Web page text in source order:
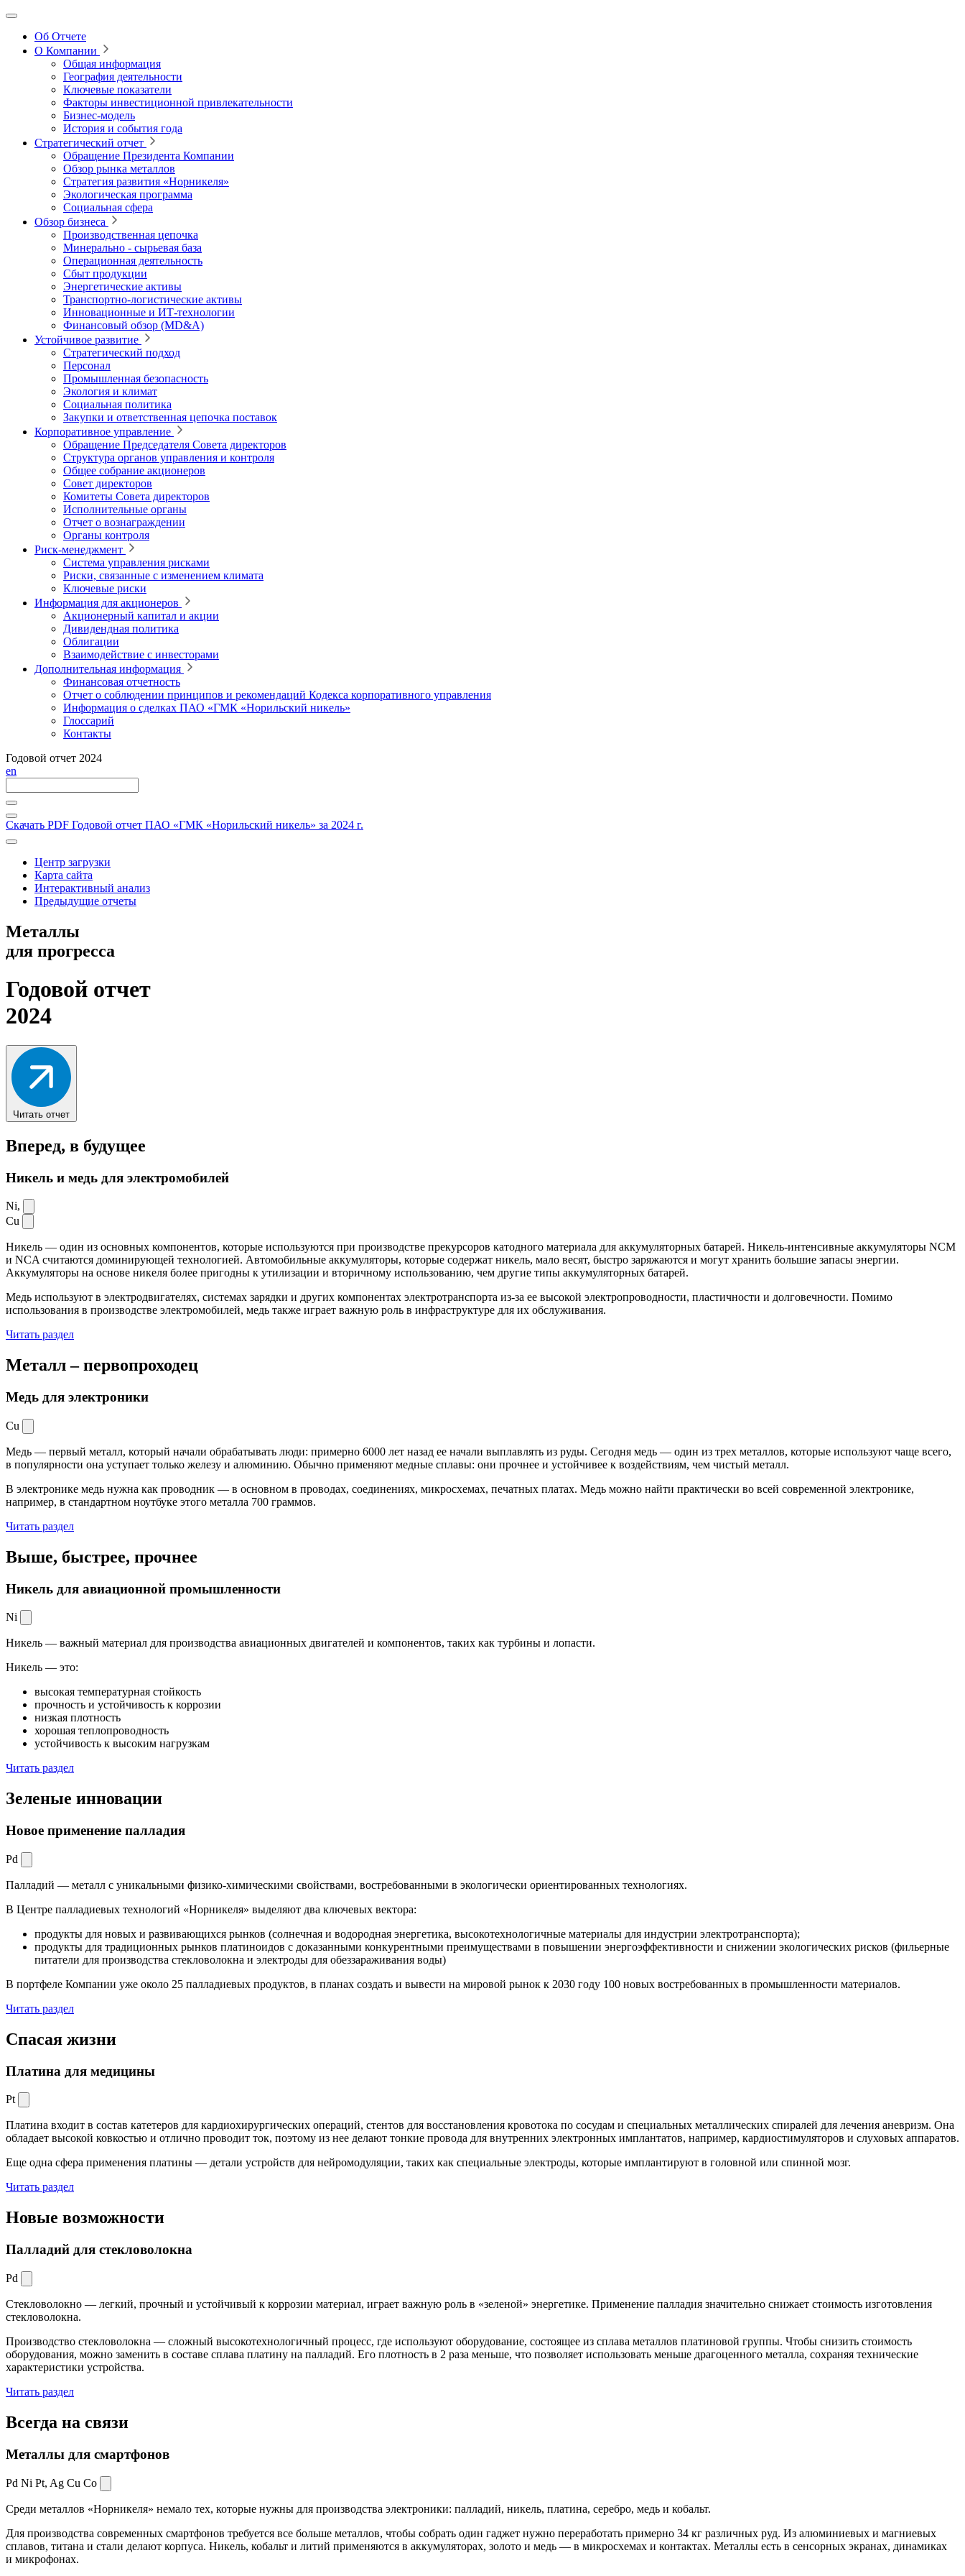
Об Отчете
О Компании
Общая информация
География деятельности
Ключевые показатели
Факторы инвестиционной привлекательности
Бизнес-модель
История и события года
Стратегический отчет
Обращение Президента Компании
Обзор рынка металлов
Стратегия развития «Норникеля»
Экологическая программа
Социальная сфера
Обзор бизнеса
Производственная цепочка
Минерально ‑ сырьевая база
Операционная деятельность
Сбыт продукции
Энергетические активы
Транспортно-логистические активы
Инновационные и ИТ‑технологии
Финансовый обзор (MD&A)
Устойчивое развитие
Стратегический подход
Персонал
Промышленная безопасность
Экология и климат
Социальная политика
Закупки и ответственная цепочка поставок
Корпоративное управление
Обращение Председателя Совета директоров
Структура органов управления и контроля
Общее собрание акционеров
Совет директоров
Комитеты Совета директоров
Исполнительные органы
Отчет о вознаграждении
Органы контроля
Риск-менеджмент
Система управления рисками
Риски, связанные с изменением климата
Ключевые риски
Информация для акционеров
Акционерный капитал и акции
Дивидендная политика
Облигации
Взаимодействие с инвесторами
Дополнительная информация
Финансовая отчетность
Отчет о соблюдении принципов и рекомендаций Кодекса корпоративного управления
Информация о сделках ПАО «ГМК «Норильский никель»
Глоссарий
Контакты
Годовой отчет 2024
en
Скачать PDF Годовой отчет ПАО «ГМК «Норильский никель» за 2024 г.
Центр загрузки
Карта сайта
Интерактивный анализ
Предыдущие отчеты
Металлы
для прогресса
Годовой отчет
2024
Читать отчет
Вперед, в будущее
Никель и медь для электромобилей
Ni,
Cu
Никель — один из основных компонентов, которые используются при производстве прекурсоров катодного материала для аккумуляторных батарей. Никель-интенсивные аккумуляторы NCM
и NCA считаются доминирующей технологией. Автомобильные аккумуляторы, которые содержат никель, мало весят, быстро заряжаются и могут хранить большие запасы энергии.
Аккумуляторы на основе никеля более пригодны к утилизации и вторичному использованию, чем другие типы аккумуляторных батарей.
Медь используют в электродвигателях, системах зарядки и других компонентах электротранспорта из-за ее высокой электропроводности, пластичности и долговечности. Помимо
использования в производстве электромобилей, медь также играет важную роль в инфраструктуре для их обслуживания.
Читать раздел
Металл –первопроходец
Медь для электроники
Cu
Медь — первый металл, который начали обрабатывать люди: примерно 6000 лет назад ее начали выплавлять из руды. Сегодня медь — один из трех металлов, которые используют чаще всего,
в популярности она уступает только железу и алюминию. Обычно применяют медные сплавы: они прочнее и устойчивее к воздействиям, чем чистый металл.
В электронике медь нужна как проводник — в основном в проводах, соединениях, микросхемах, печатных платах. Медь можно найти практически во всей современной электронике,
например, в стандартном ноутбуке этого металла 700 граммов.
Читать раздел
Выше, быстрее, прочнее
Никель для авиационной промышленности
Ni
Никель — важный материал для производства авиационных двигателей и компонентов, таких как турбины и лопасти.
Никель — это:
высокая температурная стойкость
прочность и устойчивость к коррозии
низкая плотность
хорошая теплопроводность
устойчивость к высоким нагрузкам
Читать раздел
Зеленые инновации
Новое применение палладия
Pd
Палладий — металл с уникальными физико-химическими свойствами, востребованными в экологически ориентированных технологиях.
В Центре палладиевых технологий «Норникеля» выделяют два ключевых вектора:
продукты для новых и развивающихся рынков (солнечная и водородная энергетика, высокотехнологичные материалы для индустрии электротранспорта);
продукты для традиционных рынков платиноидов с доказанными конкурентными преимуществами в повышении энергоэффективности и снижении экологических рисков (фильерные
питатели для производства стекловолокна и электроды для обеззараживания воды)
В портфеле Компании уже около 25 палладиевых продуктов, в планах создать и вывести на мировой рынок к 2030 году 100 новых востребованных в промышленности материалов.
Читать раздел
Спасая жизни
Платина для медицины
Pt
Платина входит в состав катетеров для кардиохирургических операций, стентов для восстановления кровотока по сосудам и специальных металлических спиралей для лечения аневризм. Она
обладает высокой ковкостью и отлично проводит ток, поэтому из нее делают тонкие провода для внутренних электронных имплантатов, например, кардиостимуляторов и слуховых аппаратов.
Еще одна сфера применения платины — детали устройств для нейромодуляции, таких как специальные электроды, которые имплантируют в головной или спинной мозг.
Читать раздел
Новые возможности
Палладий для стекловолокна
Pd
Стекловолокно — легкий, прочный и устойчивый к коррозии материал, играет важную роль в «зеленой» энергетике. Применение палладия значительно снижает стоимость изготовления
стекловолокна.
Производство стекловолокна — сложный высокотехнологичный процесс, где используют оборудование, состоящее из сплава металлов платиновой группы. Чтобы снизить стоимость
оборудования, можно заменить в составе сплава платину на палладий. Его плотность в 2 раза меньше, что позволяет использовать меньше драгоценного металла, сохраняя технические
характеристики устройства.
Читать раздел
Всегда на связи
Металлы для смартфонов
Pd Ni Pt, Ag Cu Co
Среди металлов «Норникеля» немало тех, которые нужны для производства электроники: палладий, никель, платина, серебро, медь и кобальт.
Для производства современных смартфонов требуется все больше металлов, чтобы собрать один гаджет нужно переработать примерно 34 кг различных руд. Из алюминиевых и магниевых
сплавов, титана и стали делают корпуса. Никель, кобальт и литий применяются в аккумуляторах, золото и медь — в микросхемах и контактах. Металлы есть в сенсорных экранах, динамиках
и микрофонах.